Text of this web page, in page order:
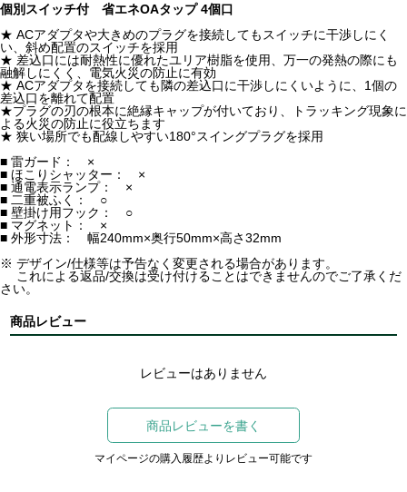
個別スイッチ付 省エネOAタップ 4個口
★ ACアダプタや大きめのプラグを接続してもスイッチに干渉しにく
い、斜め配置のスイッチを採用
★ 差込口には耐熱性に優れたユリア樹脂を使用、万一の発熱の際にも
融解しにくく、電気火災の防止に有効
★ ACアダプタを接続しても隣の差込口に干渉しにくいように、1個の
差込口を離れて配置
★プラグの刃の根本に絶縁キャップが付いており、トラッキング現象に
よる火災の防止に役立ちます
★ 狭い場所でも配線しやすい180°スイングプラグを採用
■ 雷ガード： ×
■ ほこりシャッター： ×
■ 通電表示ランプ： ×
■ 二重被ふく： ○
■ 壁掛け用フック： ○
■ マグネット： ×
■ 外形寸法： 幅240mm×奥行50mm×高さ32mm
※ デザイン/仕様等は予告なく変更される場合があります。
これによる返品/交換は受け付けることはできませんのでご了承くだ
さい。
商品レビュー
レビューはありません
商品レビューを書く
マイページの購入履歴よりレビュー可能です